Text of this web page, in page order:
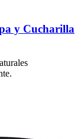
y Cucharilla